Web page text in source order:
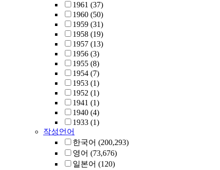
1961 (37)
1960 (50)
1959 (31)
1958 (19)
1957 (13)
1956 (3)
1955 (8)
1954 (7)
1953 (1)
1952 (1)
1941 (1)
1940 (4)
1933 (1)
작성언어
한국어 (200,293)
영어 (73,676)
일본어 (120)